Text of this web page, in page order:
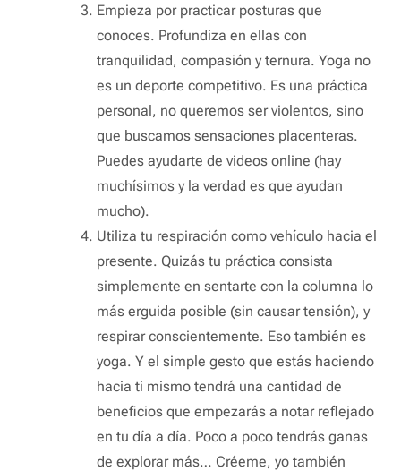
Empieza por practicar posturas que
conoces. Profundiza en ellas con
tranquilidad, compasión y ternura. Yoga no
es un deporte competitivo. Es una práctica
personal, no queremos ser violentos, sino
que buscamos sensaciones placenteras.
Puedes ayudarte de videos online (hay
muchísimos y la verdad es que ayudan
mucho).
Utiliza tu respiración como vehículo hacia el
presente. Quizás tu práctica consista
simplemente en sentarte con la columna lo
más erguida posible (sin causar tensión), y
respirar conscientemente. Eso también es
yoga. Y el simple gesto que estás haciendo
hacia ti mismo tendrá una cantidad de
beneficios que empezarás a notar reflejado
en tu día a día. Poco a poco tendrás ganas
de explorar más… Créeme, yo también